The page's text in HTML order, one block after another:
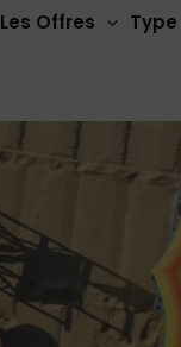
Les Offres Type